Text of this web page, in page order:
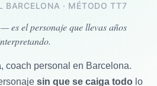
BARCELONA · MÉTODO TT7
—es el personaje que llevas años
, coach personal en Barcelona.
sin que se caiga todo lo